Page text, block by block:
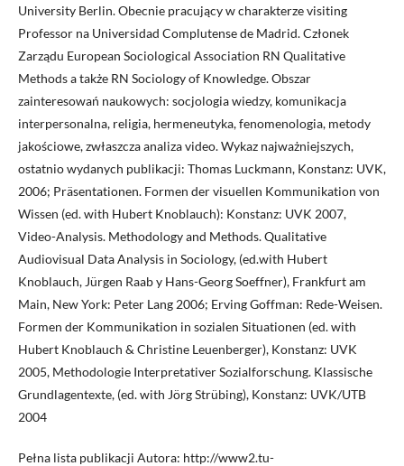
University Berlin. Obecnie pracujący w charakterze visiting
Professor na Universidad Complutense de Madrid. Członek
Zarządu European Sociological Association RN Qualitative
Methods a także RN Sociology of Knowledge. Obszar
zainteresowań naukowych: socjologia wiedzy, komunikacja
interpersonalna, religia, hermeneutyka, fenomenologia, metody
jakościowe, zwłaszcza analiza video. Wykaz najważniejszych,
ostatnio wydanych publikacji: Thomas Luckmann, Konstanz: UVK,
2006; Präsentationen. Formen der visuellen Kommunikation von
Wissen (ed. with Hubert Knoblauch): Konstanz: UVK 2007,
Video-Analysis. Methodology and Methods. Qualitative
Audiovisual Data Analysis in Sociology, (ed.with Hubert
Knoblauch, Jürgen Raab y Hans-Georg Soeffner), Frankfurt am
Main, New York: Peter Lang 2006; Erving Goffman: Rede-Weisen.
Formen der Kommunikation in sozialen Situationen (ed. with
Hubert Knoblauch & Christine Leuenberger), Konstanz: UVK
2005, Methodologie Interpretativer Sozialforschung. Klassische
Grundlagentexte, (ed. with Jörg Strübing), Konstanz: UVK/UTB
2004
Pełna lista publikacji Autora: http://www2.tu-